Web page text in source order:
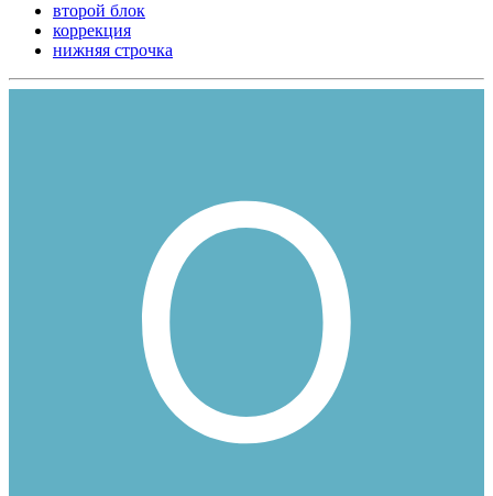
второй блок
коррекция
нижняя строчка